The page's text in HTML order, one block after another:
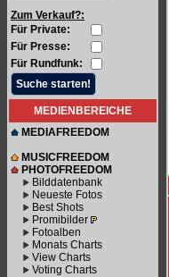
Zum Verkauf?:
Für Private:
Für Presse:
Für Rundfunk:
MEDIENBEREICHE
MEDIAFREEDOM
MUSICFREEDOM
PHOTOFREEDOM
Bilddatenbank
Neueste Fotos
Best Shots
Promibilder
Fotoalben
Monats Charts
View Charts
Voting Charts